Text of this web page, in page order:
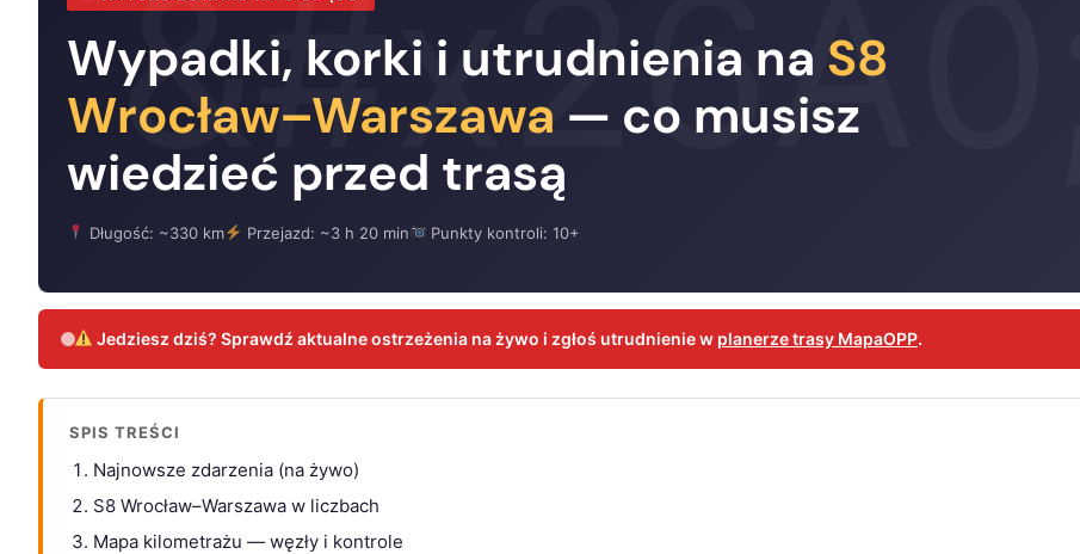
Wypadki, korki i utrudnienia na S8
Wrocław–Warszawa — co musisz
wiedzieć przed trasą
Długość: ~330 km Przejazd: ~3 h 20 min Punkty kontroli: 10+
Jedziesz dziś? Sprawdź aktualne ostrzeżenia na żywo i zgłoś utrudnienie w planerze trasy MapaOPP.
SPIS TREŚCI
Najnowsze zdarzenia (na żywo)
S8 Wrocław–Warszawa w liczbach
Mapa kilometrażu — węzły i kontrole